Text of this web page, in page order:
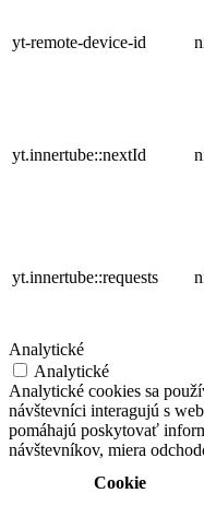
yt-remote-device-id
yt.innertube::nextId
yt.innertube::requests
Analytické
Analytické
Analytické cookies sa
návštevníci interagujú s
pomáhajú poskytovať
návštevníkov, miera
Cookie